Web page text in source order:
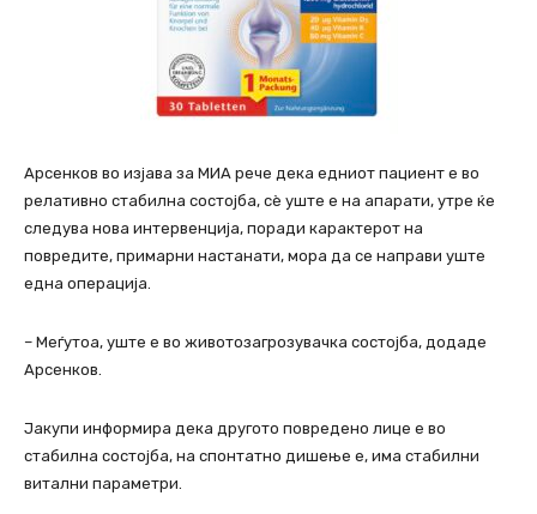
Арсенков во изјава за МИА рече дека едниот пациент е во
релативно стабилна состојба, сѐ уште е на апарати, утре ќе
следува нова интервенција, поради карактерот на
повредите, примарни настанати, мора да се направи уште
една операција.
– Меѓутоа, уште е во животозагрозувачка состојба, додаде
Арсенков.
Јакупи информира дека другото повредено лице е во
стабилна состојба, на спонтатно дишење е, има стабилни
витални параметри.